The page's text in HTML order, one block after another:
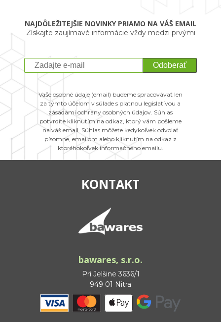
NAJDÔLEŽITEJŠIE NOVINKY PRIAMO NA VÁŠ EMAIL
Získajte zaujímavé informácie vždy medzi prvými
Odoberať
Vaše osobné údaje (email) budeme spracovávať len
za týmto účelom v súlade s platnou legislatívou a
zásadami ochrany osobných údajov. Súhlas
potvrdíte kliknutím na odkaz, ktorý vám pošleme
na váš email. Súhlas môžete kedykoľvek odvolať
písomne, emailom alebo kliknutím na odkaz z
ktoréhokoľvek informačného emailu.
KONTAKT
bawares, s.r.o.
Pri Jelšine 3636/1
949 01 Nitra